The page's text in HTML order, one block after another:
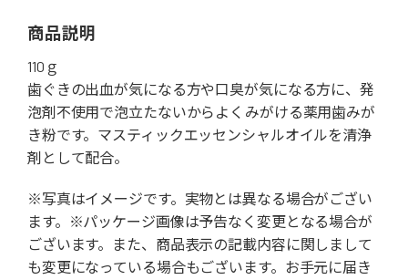
商品説明
110ｇ
歯ぐきの出血が気になる方や口臭が気になる方に、発
泡剤不使用で泡立たないからよくみがける薬用歯みが
き粉です。マスティックエッセンシャルオイルを清浄
剤として配合。
※写真はイメージです。実物とは異なる場合がござい
ます。※パッケージ画像は予告なく変更となる場合が
ございます。また、商品表示の記載内容に関しまして
も変更になっている場合もございます。お手元に届き